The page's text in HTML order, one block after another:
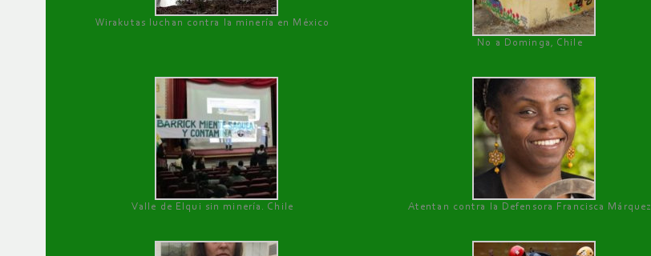
Wirakutas luchan contra la minería en México
No a Dominga, Chile
Valle de Elqui sin minería. Chile Atentan contra la Defensora Francisca Márquez